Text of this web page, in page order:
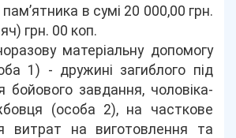
в сумі 20 000,00 грн.
грн. 00 коп.
матеріальну допомогу
1) - дружині загиблого під
бойового завдання, чоловіка-
(особа 2), на часткове
витрат на виготовлення та